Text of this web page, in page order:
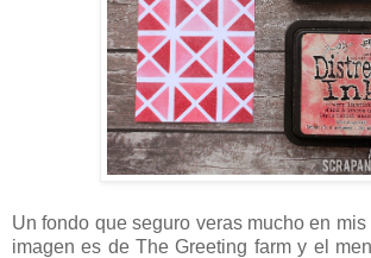
Un fondo que seguro veras mucho en mis
imagen es de The Greeting farm y el